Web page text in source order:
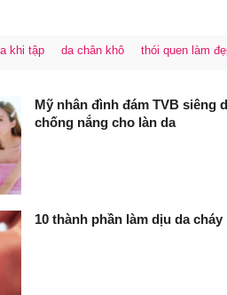
khi tập da chân khô thói quen làm
Mỹ nhân đình đám TVB siêng
chống nắng cho làn da
10 thành phần làm dịu da